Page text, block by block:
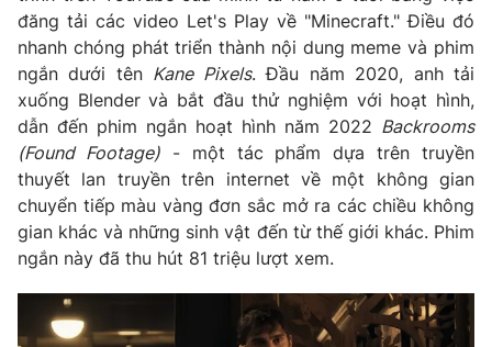
đăng tải các video Let's Play về "Minecraft." Điều đó
nhanh chóng phát triển thành nội dung meme và phim
ngắn dưới tên Kane Pixels. Đầu năm 2020, anh tải
xuống Blender và bắt đầu thử nghiệm với hoạt hình,
dẫn đến phim ngắn hoạt hình năm 2022 Backrooms
(Found Footage)- một tác phẩm dựa trên truyền
thuyết lan truyền trên internet về một không gian
chuyển tiếp màu vàng đơn sắc mở ra các chiều không
gian khác và những sinh vật đến từ thế giới khác. Phim
ngắn này đã thu hút 81 triệu lượt xem.